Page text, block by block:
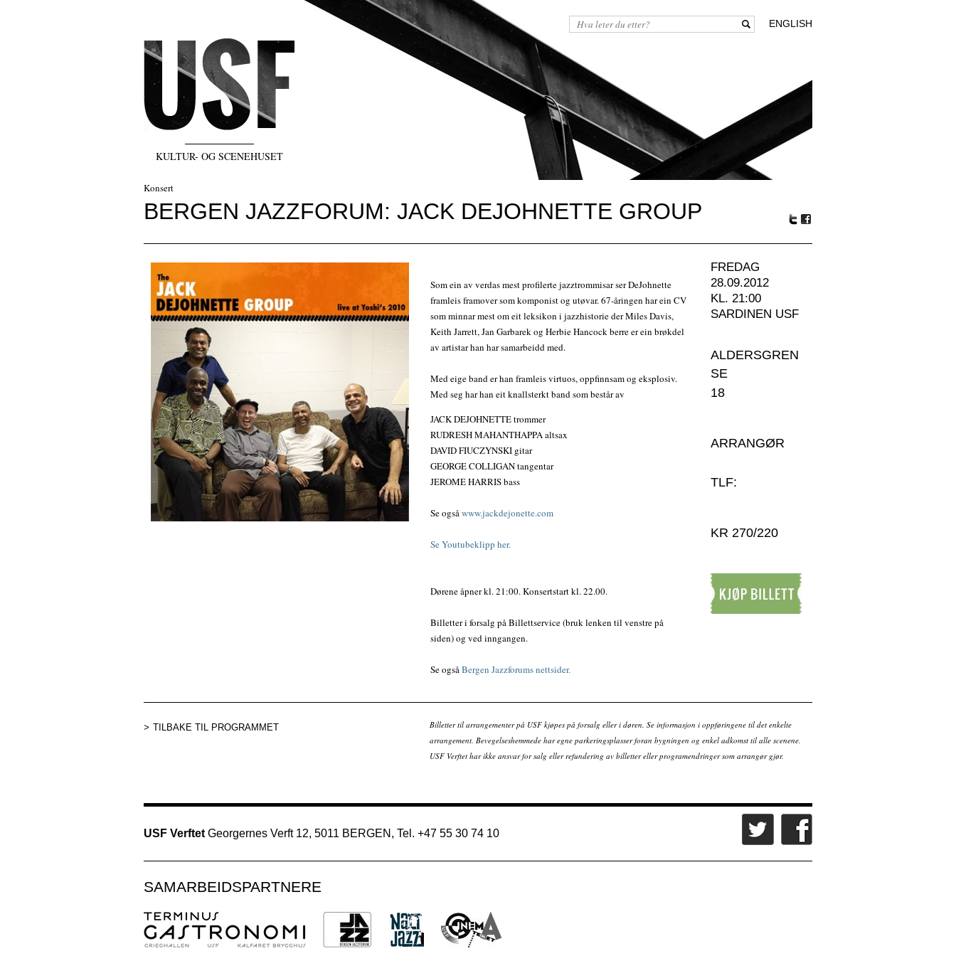
KULTUR- OG SCENEHUSET
ENGLISH
Konsert
BERGEN JAZZFORUM: JACK DEJOHNETTE GROUP
Som ein av verdas mest profilerte jazztrommisar ser DeJohnette
framleis framover som komponist og utøvar. 67-åringen har ein CV
som minnar mest om eit leksikon i jazzhistorie der Miles Davis,
Keith Jarrett, Jan Garbarek og Herbie Hancock berre er ein brøkdel
av artistar han har samarbeidd med.
Med eige band er han framleis virtuos, oppfinnsam og eksplosiv.
Med seg har han eit knallsterkt band som består av
JACK DEJOHNETTE trommer
RUDRESH MAHANTHAPPA altsax
DAVID FIUCZYNSKI gitar
GEORGE COLLIGAN tangentar
JEROME HARRIS bass
Se ogsåwww.jackdejonette.com
Se Youtubeklipp her.
Dørene åpner kl. 21:00. Konsertstart kl. 22.00.
Billetter i forsalg på Billettservice (bruk lenken til venstre på
siden) og ved inngangen.
Se ogsåBergen Jazzforums nettsider.
FREDAG
28.09.2012
KL. 21:00
SARDINEN USF
ALDERSGREN
SE
18
ARRANGØR
TLF:
KR 270/220
TILBAKE TIL PROGRAMMET
Billetter til arrangementer på USF kjøpes på forsalg eller i døren. Se informasjon i oppføringene til det enkelte
arrangement. Bevegelseshemmede har egne parkeringsplasser foran bygningen og enkel adkomst til alle scenene.
USF Verftet har ikke ansvar for salg eller refundering av billetter eller programendringer som arrangør gjør.
USF Verftet Georgernes Verft 12, 5011 BERGEN, Tel. +47 55 30 74 10
SAMARBEIDSPARTNERE